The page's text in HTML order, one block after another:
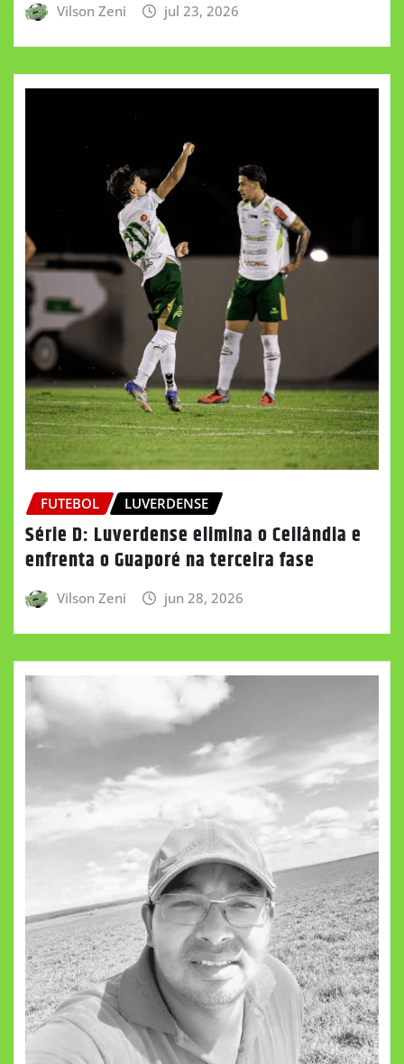
Vilson Zeni jul 23, 2026
FUTEBOL LUVERDENSE
Série D: Luverdense elimina o Ceilândia e
enfrenta o Guaporé na terceira fase
Vilson Zeni jun 28, 2026